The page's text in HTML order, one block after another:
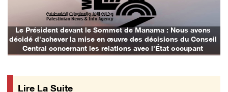
06/August/2026 11:04 PM
Les forces israéliennes arrêtent deux jeunes ...
06/August/2026 10:46 PM
Le Président devant le Sommet de Manama : Nous avons
décidé d'achever la mise en œuvre des décisions du Conseil
Central concernant les relations avec l'État occupant
Lire La Suite